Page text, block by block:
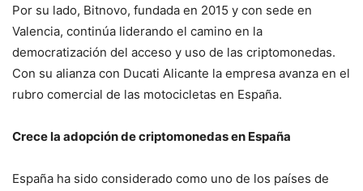
Por su lado, Bitnovo, fundada en 2015 y con sede en
Valencia, continúa liderando el camino en la
democratización del acceso y uso de las criptomonedas.
Con su alianza con Ducati Alicante la empresa avanza en el
rubro comercial de las motocicletas en España.
Crece la adopción de criptomonedas en España
España ha sido considerado como uno de los países de